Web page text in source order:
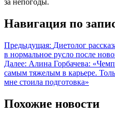
за непогоды.
Навигация по
Предыдущая: Диетолог
в нормальное русло после
Далее: Алина Горбачева:
самым тяжелым в карьере.
мне стоила подготовка»
Похожие новости